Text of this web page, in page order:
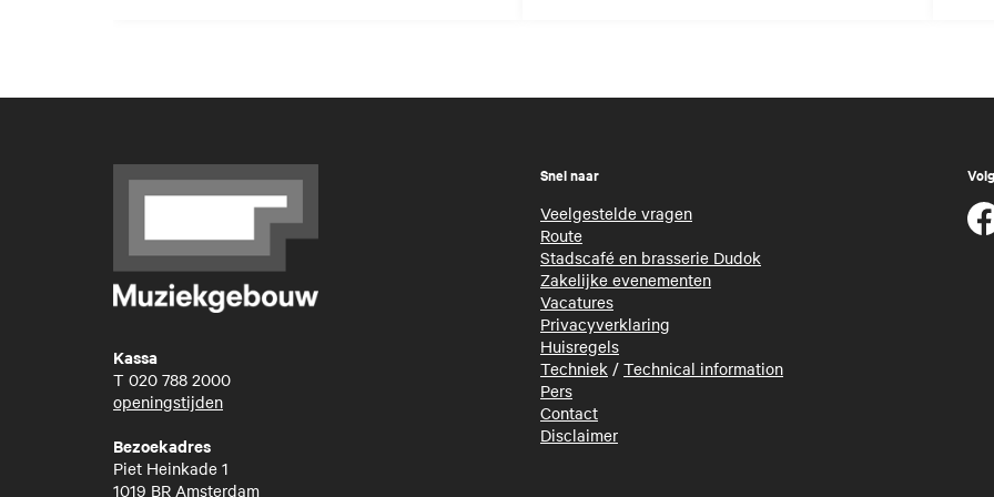
Kassa
T 020 788 2000
openingstijden
Bezoekadres
Piet Heinkade 1
1019 BR Amsterdam
Snel naar
Veelgestelde vragen
Route
Stadscafé en brasserie Dudok
Zakelijke evenementen
Vacatures
Privacyverklaring
Huisregels
Techniek / Technical information
Pers
Contact
Disclaimer